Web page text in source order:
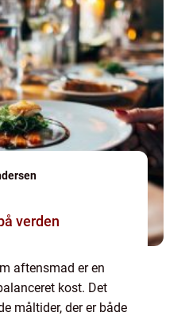
verden
aftensmad er en
kost. Det
måltider, der er både